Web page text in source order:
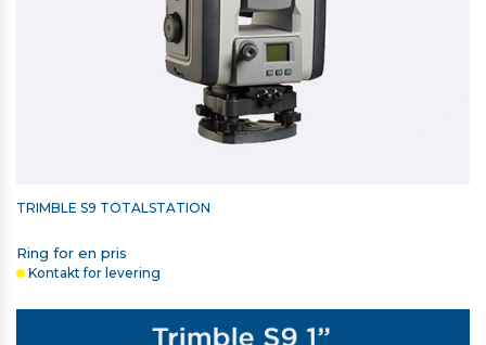
TRIMBLE S9 TOTALSTATION
Ring for en pris
Kontakt for levering